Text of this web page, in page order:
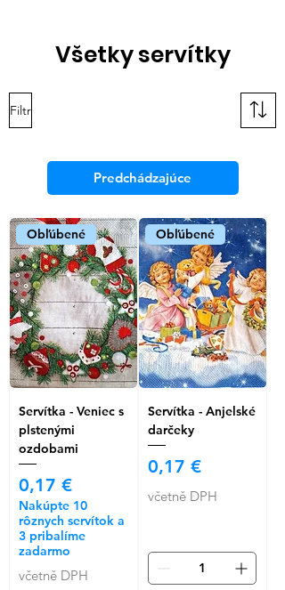
Všetky servítky
Filtr
Predchádzajúce
Obľúbené
Servítka - Veniec s
plstenými
ozdobami
Cena
0,17 €
Nakúpte 10
rôznych servítok a
3 pribalíme
zadarmo
včetně DPH
Obľúbené
Servítka - Anjelské
darčeky
Cena
0,17 €
včetně DPH